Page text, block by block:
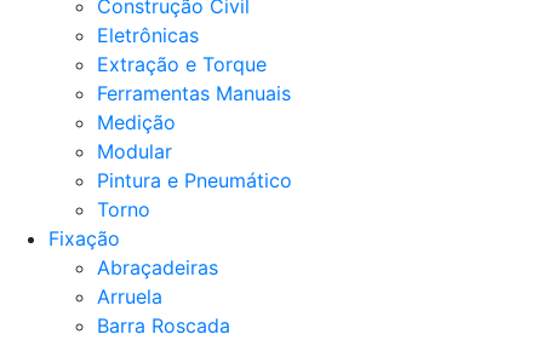
Construção Civil
Eletrônicas
Extração e Torque
Ferramentas Manuais
Medição
Modular
Pintura e Pneumático
Torno
Fixação
Abraçadeiras
Arruela
Barra Roscada